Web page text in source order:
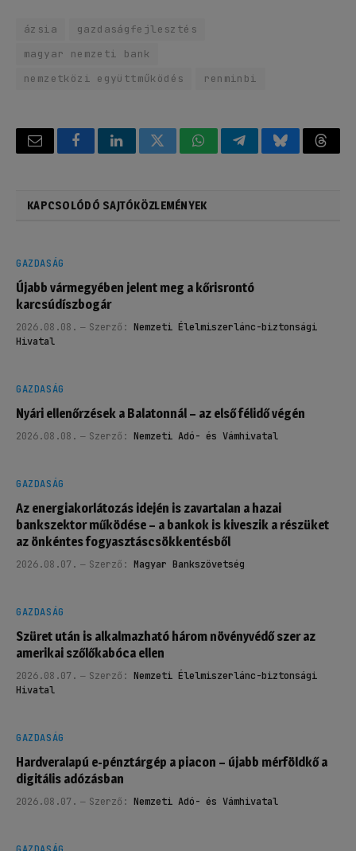
ázsia
gazdaságfejlesztés
magyar nemzeti bank
nemzetközi együttműködés
renminbi
Email FacebookLinkedInTwitterWhatsAppTelegramBluesky
KAPCSOLÓDÓ SAJTÓKÖZLEMÉNYEK
GAZDASÁG
Újabb vármegyében jelent meg a kőrisrontó
karcsúdíszbogár
2026.08.08. Szerző: Nemzeti Élelmiszerlánc-biztonsági
Hivatal
GAZDASÁG
Nyári ellenőrzések a Balatonnál – az első félidő végén
2026.08.08. Szerző: Nemzeti Adó- és Vámhivatal
GAZDASÁG
Az energiakorlátozás idején is zavartalan a hazai
bankszektor működése – a bankok is kiveszik a részüket
az önkéntes fogyasztáscsökkentésből
2026.08.07. Szerző: Magyar Bankszövetség
GAZDASÁG
Szüret után is alkalmazható három növényvédő szer az
amerikai szőlőkabóca ellen
2026.08.07. Szerző: Nemzeti Élelmiszerlánc-biztonsági
Hivatal
GAZDASÁG
Hardveralapú e-pénztárgép a piacon – újabb mérföldkő a
digitális adózásban
2026.08.07. Szerző: Nemzeti Adó- és Vámhivatal